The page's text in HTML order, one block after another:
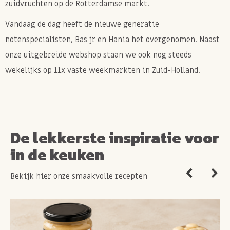
zuidvruchten op de Rotterdamse markt.
Vandaag de dag heeft de nieuwe generatie
notenspecialisten, Bas jr en Hania het overgenomen. Naast
onze uitgebreide webshop staan we ook nog steeds
wekelijks op 11x vaste weekmarkten in Zuid-Holland.
De lekkerste inspiratie voor
in de keuken
Bekijk hier onze smaakvolle recepten